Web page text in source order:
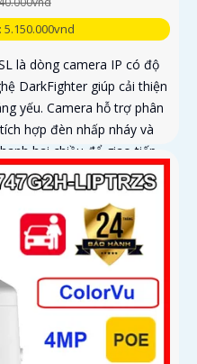
là dòng camera IP có độ
DarkFighter giúp cải thiện
yếu. Camera hỗ trợ phân
hợp đèn nhấp nháy và
hai chiều để giao tiếp